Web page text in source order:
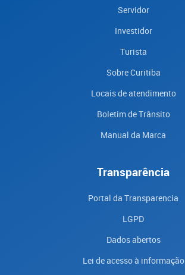
Servidor
Investidor
Turista
Sobre Curitiba
Locais de atendimento
Boletim de Trânsito
Manual da Marca
Transparência
Portal da Transparencia
LGPD
Dados abertos
Lei de acesso à informação